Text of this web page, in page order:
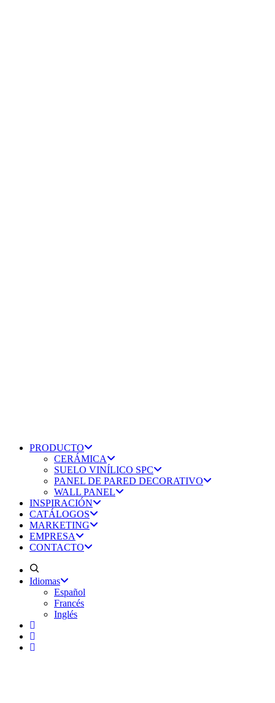
PRODUCTO
CERÁMICA
SUELO VINÍLICO SPC
PANEL DE PARED DECORATIVO
WALL PANEL
INSPIRACIÓN
CATÁLOGOS
MARKETING
EMPRESA
CONTACTO
Idiomas
Español
Francés
Inglés